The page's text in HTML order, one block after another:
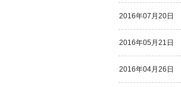
2016年07月20日
2016年05月21日
2016年04月26日